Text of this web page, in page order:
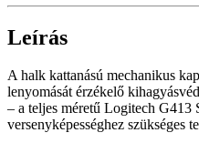
Leírás
A halk kattanású mechanikus
lenyomását érzékelő
– a teljes méretű Logitech
versenyképességhez szükséges